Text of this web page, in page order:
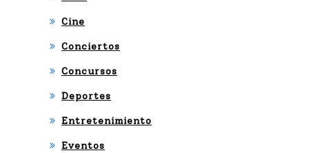
Cine
Conciertos
Concursos
Deportes
Entretenimiento
Eventos